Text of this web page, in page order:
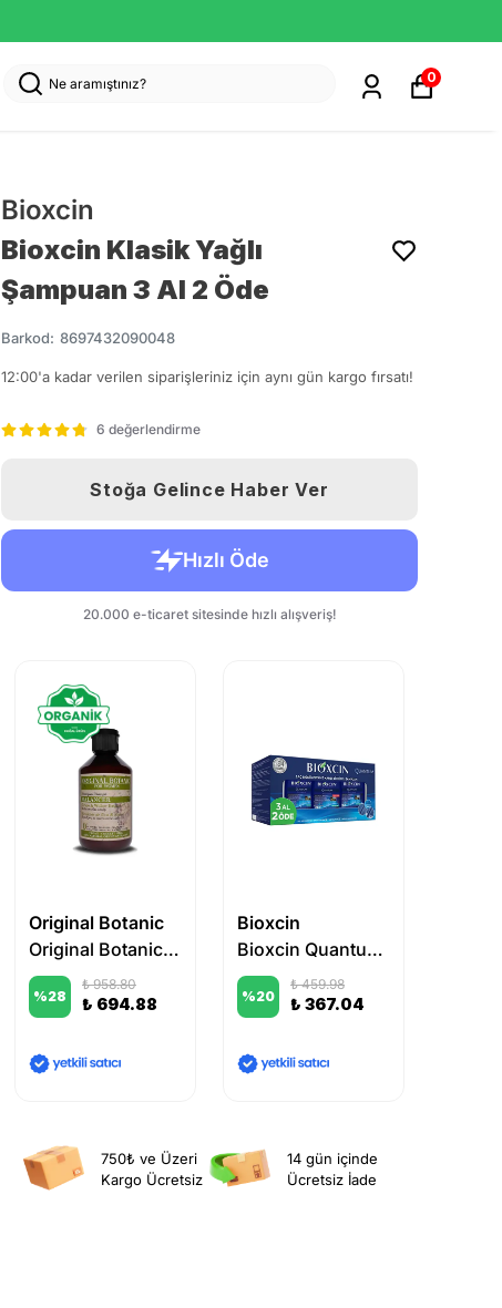
0
Bioxcin
Bioxcin Klasik Yağlı
Şampuan 3 Al 2 Öde
Barkod: 8697432090048
12:00'a kadar verilen siparişleriniz için aynı gün kargo fırsatı!
6 değerlendirme
Stoğa Gelince Haber Ver
Original Botanic
Original Botanic Balancer Derinlemesine Temizleme Vegan Şampuan Kadın 250 ml
%28
₺ 958.80
₺ 694.88
Bioxcin
Bioxcin Quantum Yağlı Şampuan 3 Al 2 Öde
%20
₺ 459.98
₺ 367.04
750₺ ve Üzeri
Kargo Ücretsiz
14 gün içinde
Ücretsiz İade